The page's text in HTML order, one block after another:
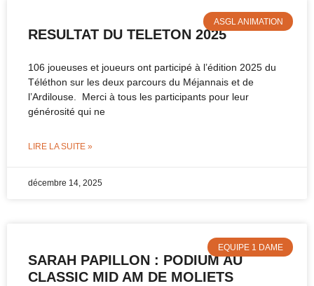
ASGL ANIMATION
RESULTAT DU TELETON 2025
106 joueuses et joueurs ont participé à l’édition 2025 du
Téléthon sur les deux parcours du Méjannais et de
l’Ardilouse. Merci à tous les participants pour leur
générosité qui ne
LIRE LA SUITE »
décembre 14, 2025
EQUIPE 1 DAME
SARAH PAPILLON : PODIUM AU
CLASSIC MID AM DE MOLIETS